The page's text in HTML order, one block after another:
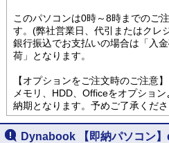
このパソコンは0時～8時までのご
す。(弊社営業日、代引またはクレ
銀行振込でお支払いの場合は「入
荷」となります。
【オプションをご注文時のご注意】
メモリ、HDD、Officeをオプショ
納期となります。予めご了承くださ
Dynabook 【即納パソコン